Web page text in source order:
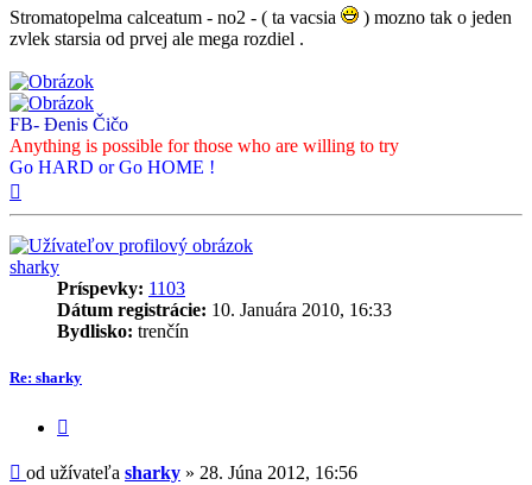
Stromatopelma calceatum - no2 - ( ta vacsia
) mozno tak o jeden
zvlek starsia od prvej ale mega rozdiel .
FB- Đenis Čičo
Anything is possible for those who are willing to try
Go HARD or Go HOME !
sharky
Príspevky: 1103
Dátum registrácie: 10. Januára 2010, 16:33
Bydlisko: trenčín
Re: sharky
Príspevok
od užívateľa sharky » 28. Júna 2012, 16:56